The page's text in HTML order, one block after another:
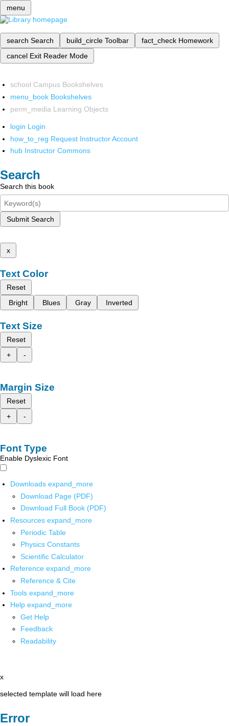
menu
search Search build_circle Toolbar fact_check Homework
cancel Exit Reader Mode
school Campus Bookshelves
menu_book Bookshelves
perm_media Learning Objects
login Login
how_to_reg Request Instructor Account
hub Instructor Commons
Search
Search this book
Submit Search
x
Text Color
Reset
Bright
Blues Gray Inverted
Text Size
Reset
+
-
Margin Size
Reset
+
-
Font Type
Enable Dyslexic Font
Downloads expand_more
Download Page (PDF)
Download Full Book (PDF)
Resources expand_more
Periodic Table
Physics Constants
Scientific Calculator
Reference expand_more
Reference & Cite
Tools expand_more
Help expand_more
Get Help
Feedback
Readability
x
selected template will load here
Error